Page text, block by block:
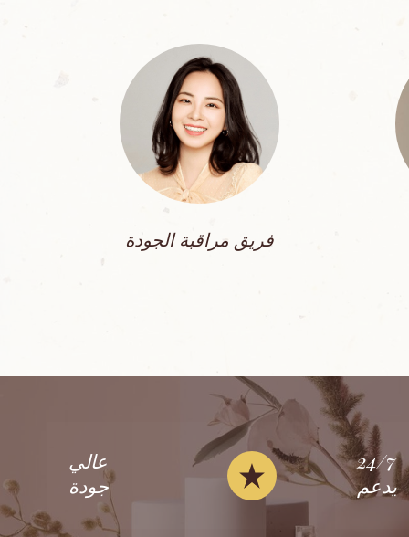
فريق مراقبة الجودة
24/7
يدعم
عالي
جودة